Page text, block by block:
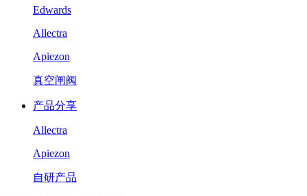
Edwards
Allectra
Apiezon
真空闸阀
产品分享
Allectra
Apiezon
自研产品